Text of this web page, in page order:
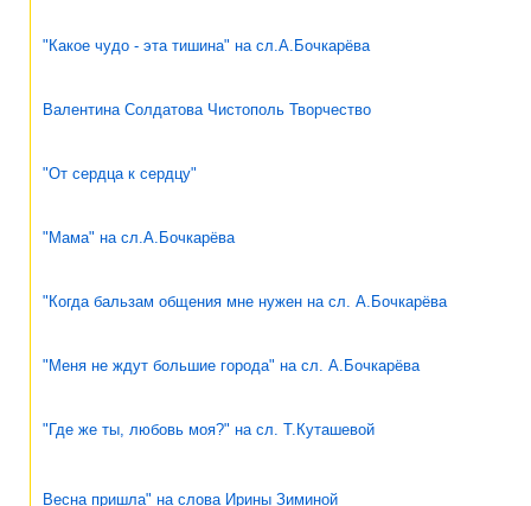
"Какое чудо - эта тишина" на сл.А.Бочкарёва
Валентина Солдатова Чистополь Творчество
"От сердца к сердцу"
"Мама" на сл.А.Бочкарёва
"Когда бальзам общения мне нужен на сл. А.Бочкарёва
"Меня не ждут большие города" на сл. А.Бочкарёва
"Где же ты, любовь моя?" на сл. Т.Куташевой
Весна пришла" на слова Ирины Зиминой